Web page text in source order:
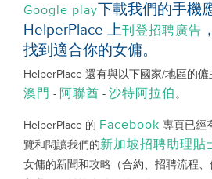
Google play下載我們的手機
HelperPlace 上刊登招聘廣告
找到適合你的女傭。
HelperPlace 還有與以下國家/地區的僱
澳門 - 阿聯酋 - 沙特阿拉伯。
HelperPlace 的 Facebook 專頁已經
覽和閱讀我們的新加坡招聘助理貼
女傭的新聞和攻略（合約、招聘流程